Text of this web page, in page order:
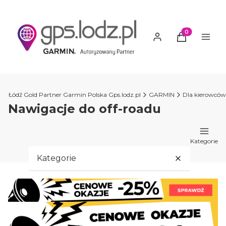
Produkty w
Łódź Gold Partner Garmin Polska Gps.lodz.pl GARMIN Dla kierowców
Nawigacje do off-roadu
Kategorie
Kategorie
PROMOCJE GARMIN
GARMIN